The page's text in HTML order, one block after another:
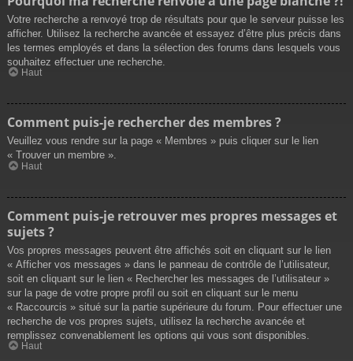
Votre recherche a renvoyé trop de résultats pour que le serveur puisse les
afficher. Utilisez la recherche avancée et essayez d’être plus précis dans
les termes employés et dans la sélection des forums dans lesquels vous
souhaitez effectuer une recherche.
Haut
Comment puis-je rechercher des membres ?
Veuillez vous rendre sur la page « Membres » puis cliquer sur le lien
« Trouver un membre ».
Haut
Comment puis-je retrouver mes propres messages et
sujets ?
Vos propres messages peuvent être affichés soit en cliquant sur le lien
« Afficher vos messages » dans le panneau de contrôle de l’utilisateur,
soit en cliquant sur le lien « Rechercher les messages de l’utilisateur »
sur la page de votre propre profil ou soit en cliquant sur le menu
« Raccourcis » situé sur la partie supérieure du forum. Pour effectuer une
recherche de vos propres sujets, utilisez la recherche avancée et
remplissez convenablement les options qui vous sont disponibles.
Haut